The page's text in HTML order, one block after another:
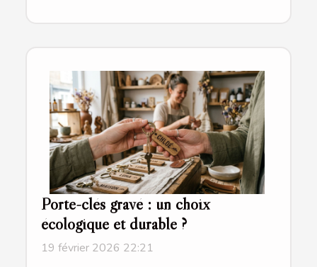
Porte-clés gravé : un choix
écologique et durable ?
19 février 2026 22:21